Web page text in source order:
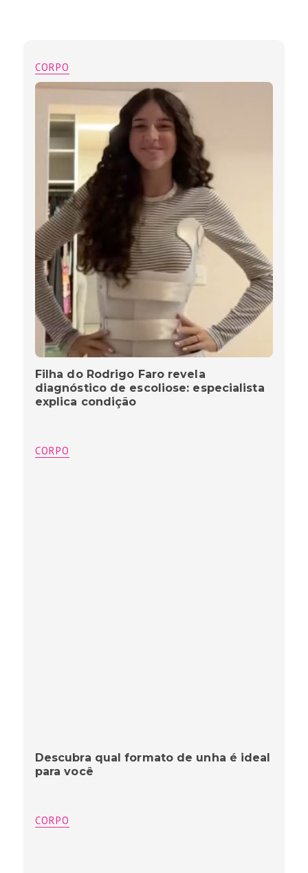
CORPO
Filha do Rodrigo Faro revela
diagnóstico de escoliose: especialista
explica condição
CORPO
Descubra qual formato de unha é ideal
para você
CORPO